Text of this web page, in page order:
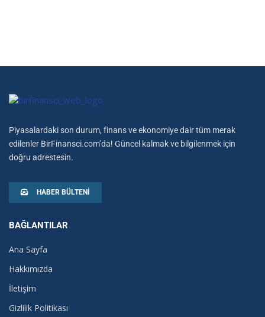
Piyasalardaki son durum, finans ve ekonomiye dair tüm merak
edilenler BirFinansci.com’da! Güncel kalmak ve bilgilenmek için
doğru adrestesin.
HABER BÜLTENI
BAĞLANTILAR
Ana Sayfa
Hakkımızda
İletişim
Gizlilik Politikası